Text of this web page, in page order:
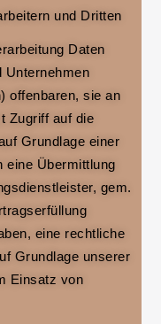
und Dritten
Daten
Unternehmen
offenbaren, sie an
Zugriff auf die
Grundlage einer
eine Übermittlung
gem.
eine rechtliche
Grundlage unserer
Einsatz von